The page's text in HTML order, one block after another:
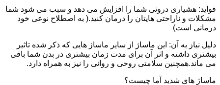
فواید: هشیاری درونی شما را افزایش می دهد و سبب می شود شما
مشکلات و ناراحتی هایتان را درمان کنید.( به اصطلاح نوعی خود
درمانی است)
دلیل نیاز به آن: این ماساژ از سایر ماساژ هایی که ذکر شده تاثیر
بیشتری داشته و اثر آن برای مدت زمان بیشتری در بدن شما باقی
می ماند.همچنین سلامتی روحی و روانی را نیز به همراه دارد.
ماساژ های شدید آما چیست؟